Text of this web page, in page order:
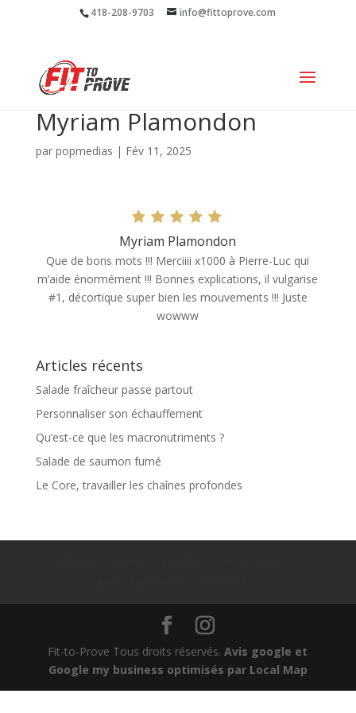
418-208-9703 info@fittoprove.com
Myriam Plamondon
par popmedias | Fév 11, 2025
Myriam Plamondon
Que de bons mots !!! Merciiii x1000 à Pierre-Luc qui
m’aide énormément !!! Bonnes explications, il vulgarise
#1, décortique super bien les mouvements !!! Juste
wowww
Articles récents
Salade fraîcheur passe partout
Personnaliser son échauffement
Qu’est-ce que les macronutriments ?
Salade de saumon fumé
Le Core, travailler les chaînes profondes
Fit-to-Prove Tous droits réservés.Avis google et
Google my business optimisés par Local Map